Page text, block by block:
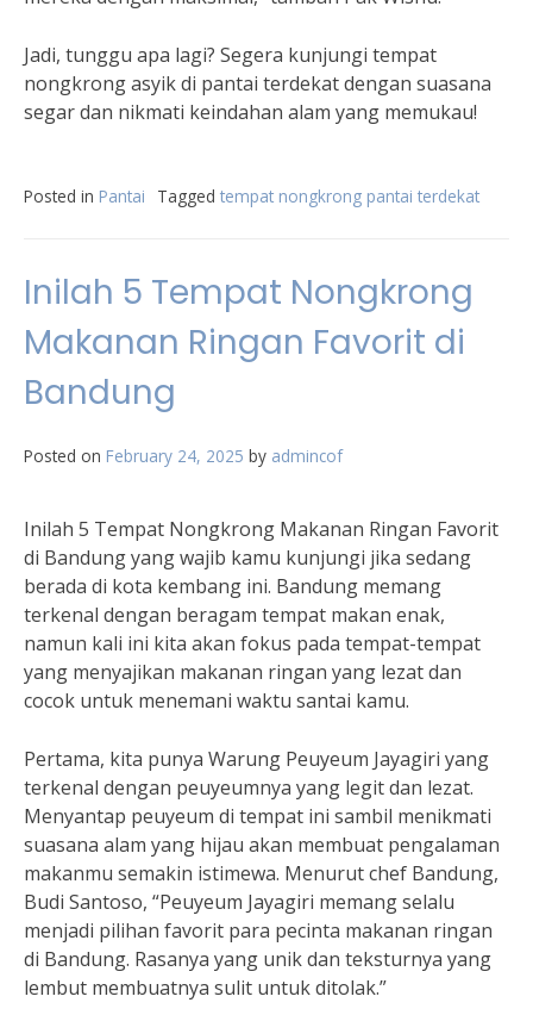
Jadi, tunggu apa lagi? Segera kunjungi tempat
nongkrong asyik di pantai terdekat dengan suasana
segar dan nikmati keindahan alam yang memukau!
Posted in Pantai Tagged tempat nongkrong pantai terdekat
Inilah 5 Tempat Nongkrong
Makanan Ringan Favorit di
Bandung
Posted on February 24, 2025 by admincof
Inilah 5 Tempat Nongkrong Makanan Ringan Favorit
di Bandung yang wajib kamu kunjungi jika sedang
berada di kota kembang ini. Bandung memang
terkenal dengan beragam tempat makan enak,
namun kali ini kita akan fokus pada tempat-tempat
yang menyajikan makanan ringan yang lezat dan
cocok untuk menemani waktu santai kamu.
Pertama, kita punya Warung Peuyeum Jayagiri yang
terkenal dengan peuyeumnya yang legit dan lezat.
Menyantap peuyeum di tempat ini sambil menikmati
suasana alam yang hijau akan membuat pengalaman
makanmu semakin istimewa. Menurut chef Bandung,
Budi Santoso, “Peuyeum Jayagiri memang selalu
menjadi pilihan favorit para pecinta makanan ringan
di Bandung. Rasanya yang unik dan teksturnya yang
lembut membuatnya sulit untuk ditolak.”